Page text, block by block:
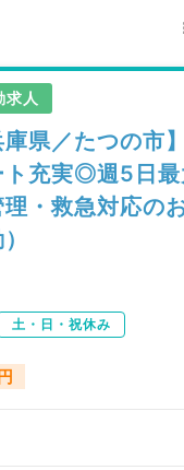
求人
庫県／たつの市
ト充実◎週5日
・救急対応の
土・日・祝休み